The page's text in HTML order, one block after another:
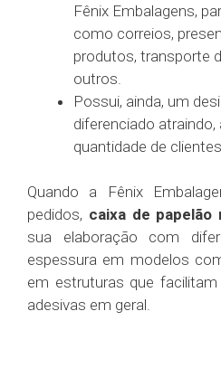
Fênix Embalagens,
como correios,
produtos, transporte
outros.
Possui, ainda, um
diferenciado
quantidade de clientes.
Quando a Fênix
pedidos, caixa de papelão
sua elaboração com
espessura em modelos
em estruturas que
adesivas em geral.